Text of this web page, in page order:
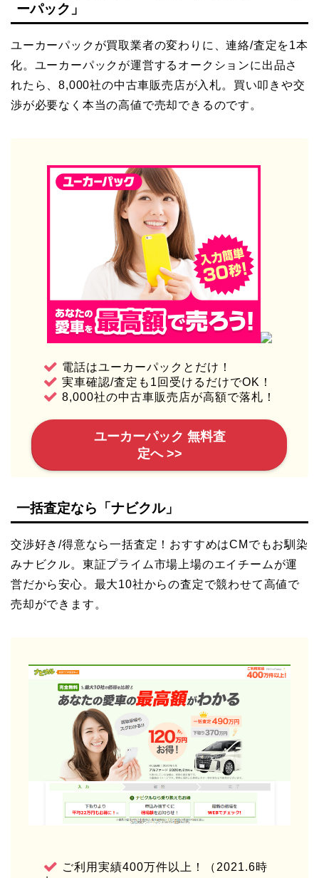
ーパック」
ユーカーパックが買取業者の変わりに、連絡/査定を1本
化。ユーカーパックが運営するオークションに出品さ
れたら、8,000社の中古車販売店が入札。買い叩きや交
渉が必要なく本当の高値で売却できるのです。
電話はユーカーパックとだけ！
実車確認/査定も1回受けるだけでOK！
8,000社の中古車販売店が高額で落札！
ユーカーパック 無料査
定へ >>
一括査定なら「ナビクル」
交渉好き/得意なら一括査定！おすすめはCMでもお馴染
みナビクル。東証プライム市場上場のエイチームが運
営だから安心。最大10社からの査定で競わせて高値で
売却ができます。
ご利用実績400万件以上！（2021.6時